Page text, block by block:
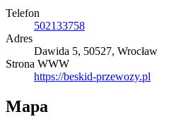
Telefon
502133758
Adres
Dawida 5, 50527, Wrocław
Strona WWW
https://beskid-przewozy.pl
Mapa